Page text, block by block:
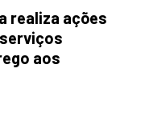
realiza ações
aos